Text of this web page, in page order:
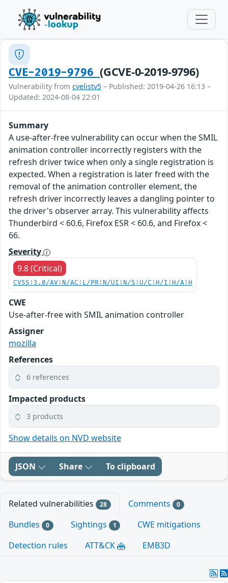
CVE-2019-9796(GCVE-0-2019-9796)
Vulnerability from cvelistv5 – Published: 2019-04-26 16:13 –
Updated: 2024-08-04 22:01
Summary
A use-after-free vulnerability can occur when the SMIL
animation controller incorrectly registers with the
refresh driver twice when only a single registration is
expected. When a registration is later freed with the
removal of the animation controller element, the
refresh driver incorrectly leaves a dangling pointer to
the driver's observer array. This vulnerability affects
Thunderbird < 60.6, Firefox ESR < 60.6, and Firefox <
66.
Severity
9.8 (Critical)
CVSS:3.0/AV:N/AC:L/PR:N/UI:N/S:U/C:H/I:H/A:H
CWE
Use-after-free with SMIL animation controller
Assigner
mozilla
References
6 references
Impacted products
3 products
Show details on NVD website
JSON Share To clipboard
Related vulnerabilities 28 Comments 0
Bundles 0 Sightings 1
CWE mitigations
Detection rules
ATT&CK EMB3D